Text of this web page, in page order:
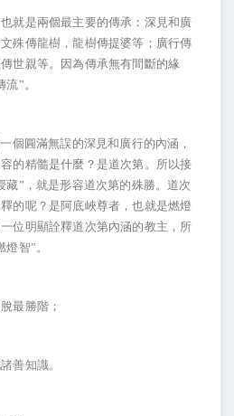
就是兩個最主要的傳承：深見和廣
殊傳龍樹，龍樹傳提婆等；廣行傳
世親等。因為傳承無有間斷的緣
”。
個圓滿無誤的深見和廣行的內涵，
的精髓是什麼？是道次第。所以接
藏”，就是形容道次第的殊勝。道次
的呢？是阿底峽尊者，也就是燃燈
位明顯詮釋道次第內涵的教主，所
智”。
最勝階；
善知識。